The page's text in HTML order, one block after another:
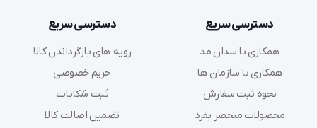
دسترسی سریع
همکاری با سدان مد
همکاری با سازمان ها
نحوه ثبت سفارش
محصولات منحصر بفرد
دسترسی سریع
رویه های بازگرداندن کالا
حریم خصوصی
ثبت شکایات
تضمین اصالت کالا